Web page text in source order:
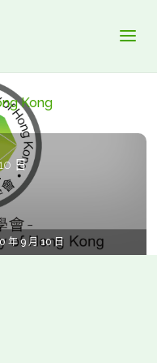
Kong
日
年 9 月 10 日